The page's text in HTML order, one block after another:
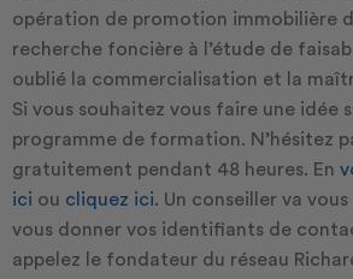
opération de promotion immobilière
recherche foncière à l’étude de
oublié la commercialisation et la
Si vous souhaitez vous faire une idée
programme de formation. N’hésitez
gratuitement pendant 48 heures. En
ici ou cliquez ici. Un conseiller va
vous donner vos identifiants de
appelez le fondateur du réseau